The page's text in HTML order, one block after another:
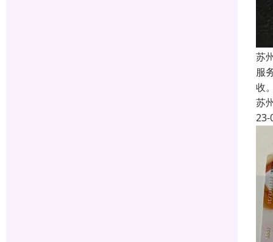
苏
服
收
苏
23-